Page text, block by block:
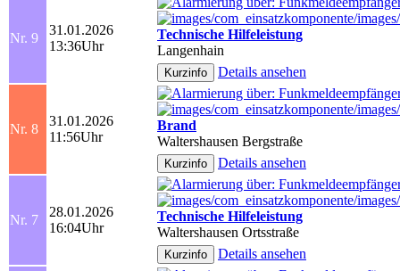
Nr. 9
31.01.2026
13:36Uhr
Technische Hilfeleistung
Langenhain
Details ansehen
Nr. 8
31.01.2026
11:56Uhr
Brand
Waltershausen Bergstraße
Details ansehen
Nr. 7
28.01.2026
16:04Uhr
Technische Hilfeleistung
Waltershausen Ortsstraße
Details ansehen